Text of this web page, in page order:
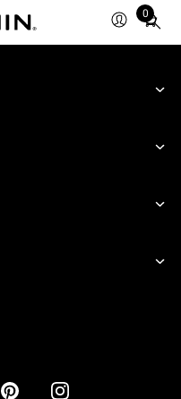
0
Total
items
cart: